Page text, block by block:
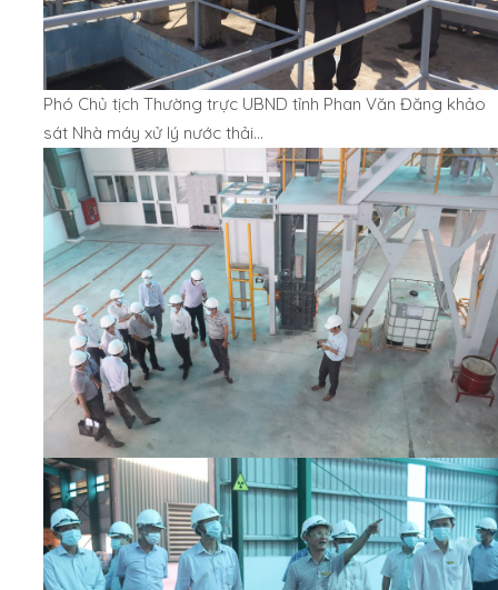
Phó Chủ tịch Thường trực UBND tỉnh Phan Văn Đăng khảo
sát Nhà máy xử lý nước thải…